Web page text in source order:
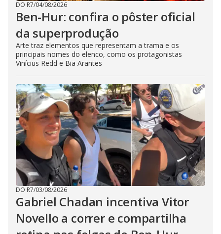
DO R7/04/08/2026
Ben-Hur: confira o pôster oficial
da superprodução
Arte traz elementos que representam a trama e os
principais nomes do elenco, como os protagonistas
Vinícius Redd e Bia Arantes
DO R7/03/08/2026
Gabriel Chadan incentiva Vitor
Novello a correr e compartilha